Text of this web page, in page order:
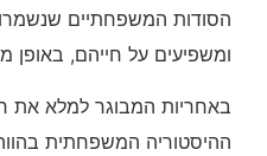
הסודות המשפחתיים
ומשפיעים על חייהם, באופן
באחריות המבוגר למלא את
ההיסטוריה המשפחתית